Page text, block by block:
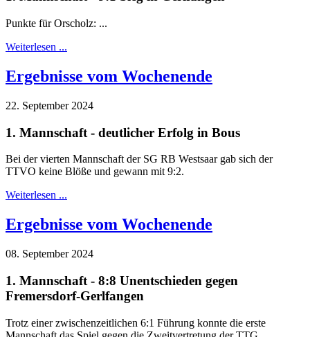
Punkte für Orscholz: ...
Weiterlesen ...
Ergebnisse vom Wochenende
22. September 2024
1. Mannschaft - deutlicher Erfolg in Bous
Bei der vierten Mannschaft der SG RB Westsaar gab sich der
TTVO keine Blöße und gewann mit 9:2.
Weiterlesen ...
Ergebnisse vom Wochenende
08. September 2024
1. Mannschaft - 8:8 Unentschieden gegen
Fremersdorf-Gerlfangen
Trotz einer zwischenzeitlichen 6:1 Führung konnte die erste